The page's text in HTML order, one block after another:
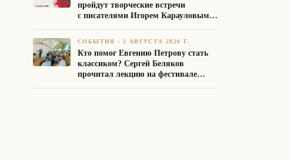
пройдут творческие встречи
с писателями Игорем Карауловым
СОБЫТИЯ ·2 АВГУСТА 2026 Г.
Кто помог Евгению Петрову стать
классиком? Сергей Беляков
прочитал лекцию на фестивале